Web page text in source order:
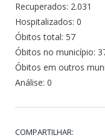
Recuperados: 2.031
Hospitalizados: 0
Óbitos total: 57
Óbitos no município:
Óbitos em outros
Análise: 0
COMPARTILHAR: